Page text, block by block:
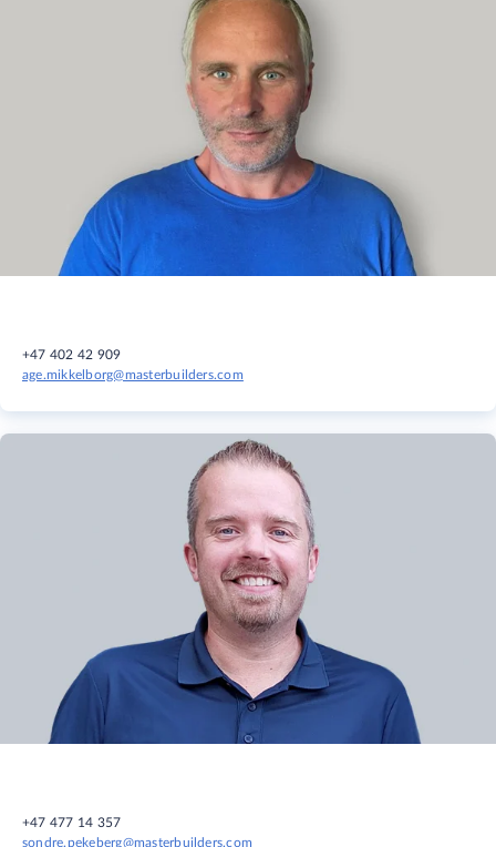
+47 402 42 909
age.mikkelborg@masterbuilders.com
+47 477 14 357
sondre.pekeberg@masterbuilders.com